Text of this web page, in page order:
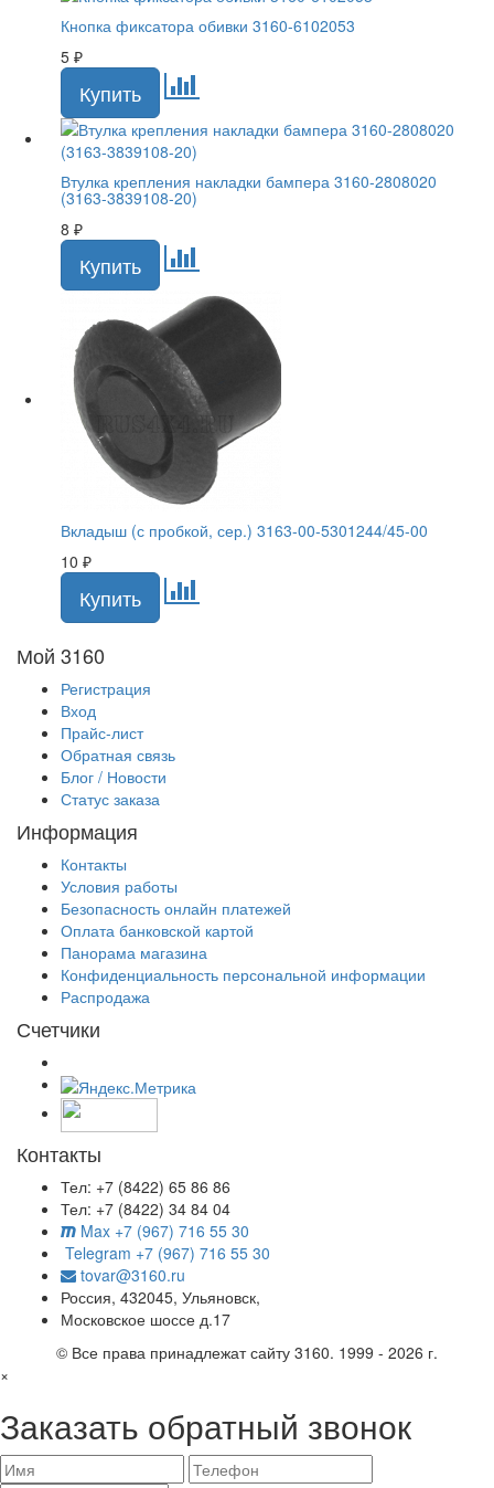
Кнопка фиксатора обивки 3160-6102053
5 ₽
Втулка крепления накладки бампера 3160-2808020
(3163-3839108-20)
8 ₽
Вкладыш (с пробкой, сер.) 3163-00-5301244/45-00
10 ₽
Мой 3160
Регистрация
Вход
Прайс-лист
Обратная связь
Блог / Новости
Статус заказа
Информация
Контакты
Условия работы
Безопасность онлайн платежей
Оплата банковской картой
Панорама магазина
Конфиденциальность персональной информации
Распродажа
Счетчики
Контакты
Тел: +7 (8422) 65 86 86
Тел: +7 (8422) 34 84 04
Max +7 (967) 716 55 30
Telegram +7 (967) 716 55 30
tovar@3160.ru
Россия, 432045, Ульяновск,
Московское шоссе д.17
© Все права принадлежат сайту 3160. 1999 - 2026 г.
×
Заказать обратный звонок